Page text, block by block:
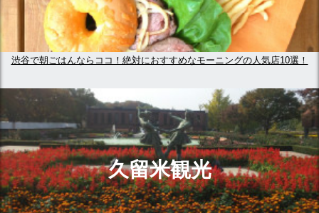
渋谷で朝ごはんならココ！絶対におすすめなモーニングの人気店10選！
久留米観光